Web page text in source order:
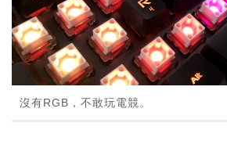
沒有RGB，不敢玩電競。